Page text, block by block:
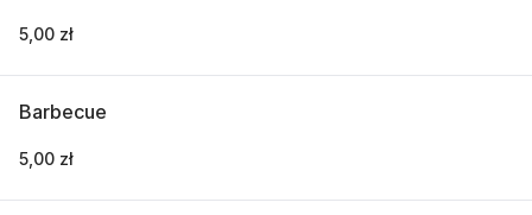
5,00 zł
Barbecue
5,00 zł